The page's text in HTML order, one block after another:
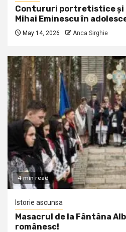
Contururi portretistice și
Mihai Eminescu în
May 14, 2026 Anca Sirghie
4 min read
Istorie ascunsa
Masacrul de la Fântâna
românesc!